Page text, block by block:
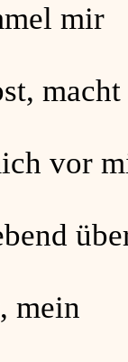
mir
macht
vor
mein